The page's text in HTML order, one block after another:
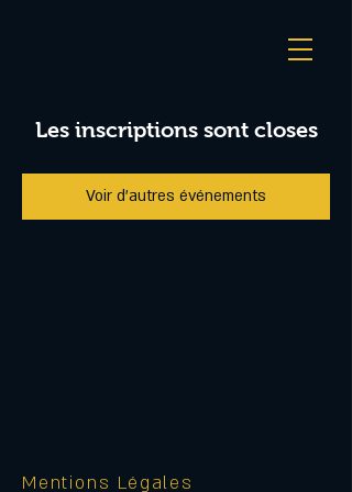
Les inscriptions sont closes
Voir d'autres événements
Mentions Légales